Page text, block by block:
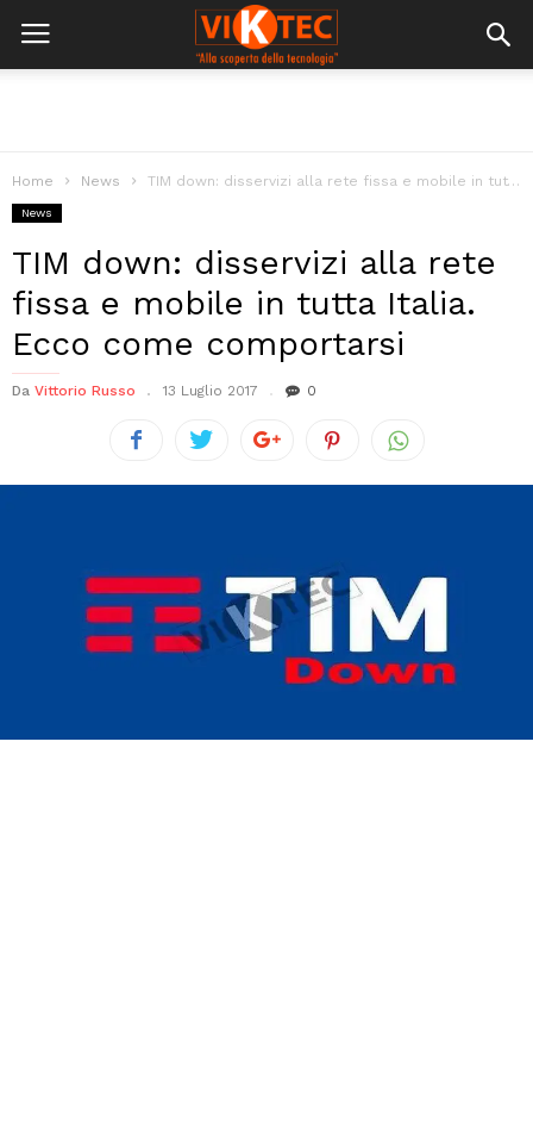
Home News TIM down: disservizi alla rete fissa e mobile in tutta Italia. Ecco...
News
TIM down: disservizi alla rete
fissa e mobile in tutta Italia.
Ecco come comportarsi
Da Vittorio Russo 13 Luglio 2017 0